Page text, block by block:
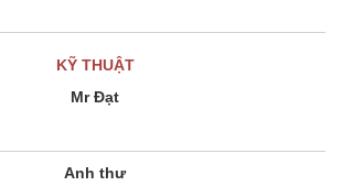
KỸ THUẬT
Mr Đạt
Anh thư